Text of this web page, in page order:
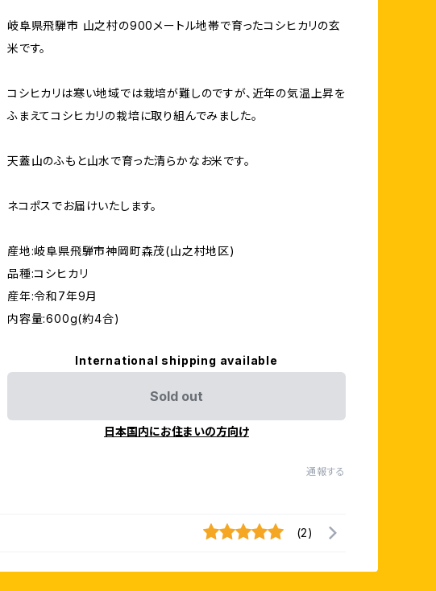
岐阜県飛騨市 山之村の900メートル地帯で育ったコシヒカリの玄
米です。
コシヒカリは寒い地域では栽培が難しのですが、近年の気温上昇を
ふまえてコシヒカリの栽培に取り組んでみました。
天蓋山のふもと山水で育った清らかなお米です。
ネコポスでお届けいたします。
産地:岐阜県飛騨市神岡町森茂(山之村地区)
品種:コシヒカリ
産年:令和7年9月
内容量:600g(約4合)
International shipping available
Sold out
日本国内にお住まいの方向け
通報する
(2)